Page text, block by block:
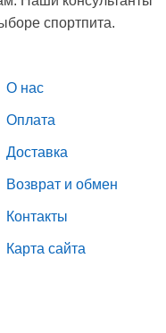
спортпита.
О нас
Оплата
Доставка
Возврат и обмен
Контакты
Карта сайта